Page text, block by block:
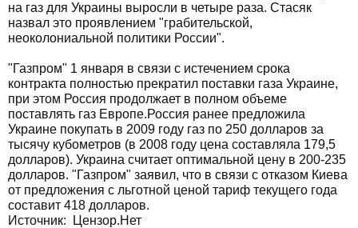
на газ для Украины выросли в четыре раза. Стасяк
назвал это проявлением "грабительской,
неоколониальной политики России".
"Газпром" 1 января в связи с истечением срока
контракта полностью прекратил поставки газа Украине,
при этом Россия продолжает в полном объеме
поставлять газ Европе.Россия ранее предложила
Украине покупать в 2009 году газ по 250 долларов за
тысячу кубометров (в 2008 году цена составляла 179,5
долларов). Украина считает оптимальной цену в 200-235
долларов. "Газпром" заявил, что в связи с отказом Киева
от предложения с льготной ценой тариф текущего года
составит 418 долларов.
Источник: Цензор.Нет